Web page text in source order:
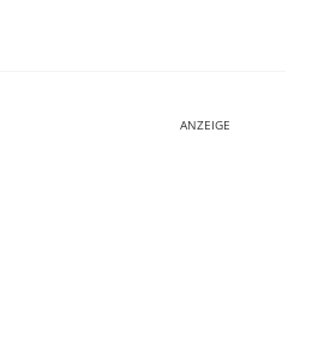
ANZEIGE